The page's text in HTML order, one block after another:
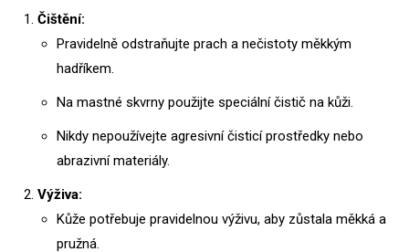
Čištění:
Pravidelně odstraňujte prach a nečistoty měkkým
hadříkem.
Na mastné skvrny použijte speciální čistič na kůži.
Nikdy nepoužívejte agresivní čisticí prostředky nebo
abrazivní materiály.
Výživa:
Kůže potřebuje pravidelnou výživu, aby zůstala měkká a
pružná.